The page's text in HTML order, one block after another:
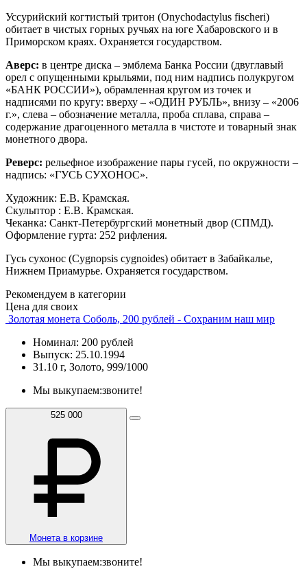
Уссурийский когтистый тритон (Onychodactylus fischeri)
обитает в чистых горных ручьях на юге Хабаровского и в
Приморском краях. Охраняется государством.
Аверс: в центре диска – эмблема Банка России (двуглавый
орел с опущенными крыльями, под ним надпись полукругом
«БАНК РОССИИ»), обрамленная кругом из точек и
надписями по кругу: вверху – «ОДИН РУБЛЬ», внизу – «2006
г.», слева – обозначение металла, проба сплава, справа –
содержание драгоценного металла в чистоте и товарный знак
монетного двора.
Реверс: рельефное изображение пары гусей, по окружности –
надпись: «ГУСЬ СУХОНОС».
Художник: Е.В. Крамская.
Скульптор : Е.В. Крамская.
Чеканка: Санкт-Петербургский монетный двор (СПМД).
Оформление гурта: 252 рифления.
Гусь сухонос (Cygnopsis cygnoides) обитает в Забайкалье,
Нижнем Приамурье. Охраняется государством.
Рекомендуем в категории
Цена для своих
Золотая монета Соболь, 200 рублей - Сохраним наш мир
Номинал: 200 рублей
Выпуск: 25.10.1994
31.10 г, Золото, 999/1000
Мы выкупаем:звоните!
525 000
Монета в корзине
Мы выкупаем:звоните!